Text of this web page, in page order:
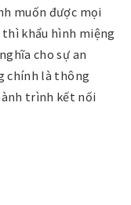
muốn được mọi
thì khẩu hình miệng
cho sự an
chính là thông
trình kết nối